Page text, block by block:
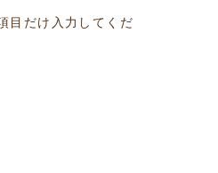
目だけ入力してくだ